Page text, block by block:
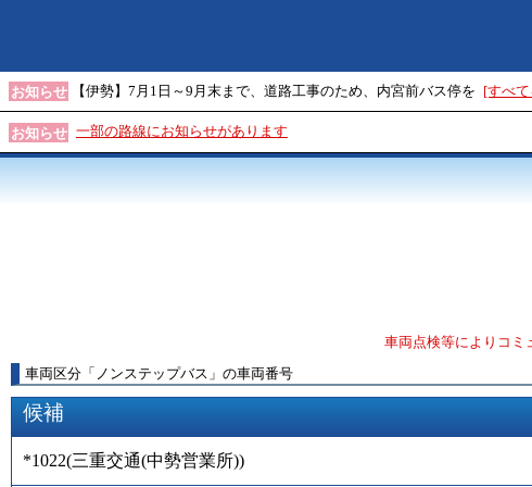
お知らせ 【伊勢】7月1日～9月末まで、道路工事のため、内宮前バス停を [すべ
お知らせ 一部の路線にお知らせがあります
車両点検等によりコミ
車両区分 「 ノンステップバス 」 の車両番号
候補
*1022(三重交通(中勢営業所))